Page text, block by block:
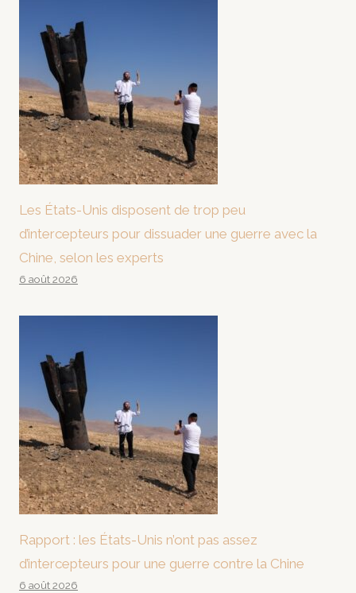
Les États-Unis disposent de trop peu
d’intercepteurs pour dissuader une guerre avec la
Chine, selon les experts
6 août 2026
Rapport : les États-Unis n’ont pas assez
d’intercepteurs pour une guerre contre la Chine
6 août 2026